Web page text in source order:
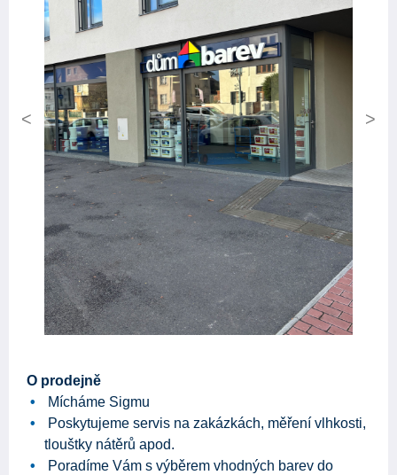
Previous
O prodejně
Mícháme Sigmu
Poskytujeme servis na zakázkách, měření vlhkosti,
tlouštky nátěrů apod.
Poradíme Vám s výběrem vhodných barev do